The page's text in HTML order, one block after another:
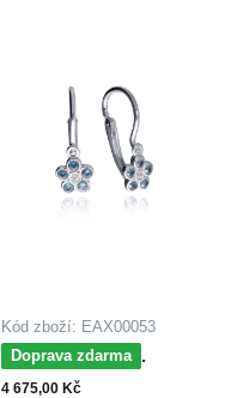
Kód zboží: EAX00053
Doprava zdarma
MOISS dětské
náušnice z bílého zlata
4 675,00 Kč